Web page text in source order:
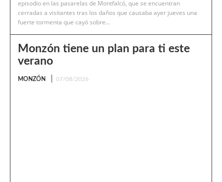
episodio en las pasarelas de Montfalcó, que se encuentran
cerradas a visitantes tras los daños que causaba ayer jueves una
fuerte tormenta que cayó sobre...
Monzón tiene un plan para ti este
verano
MONZÓN 07/08/2026